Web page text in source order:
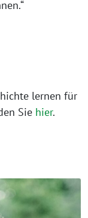
lernen für
Sie hier.